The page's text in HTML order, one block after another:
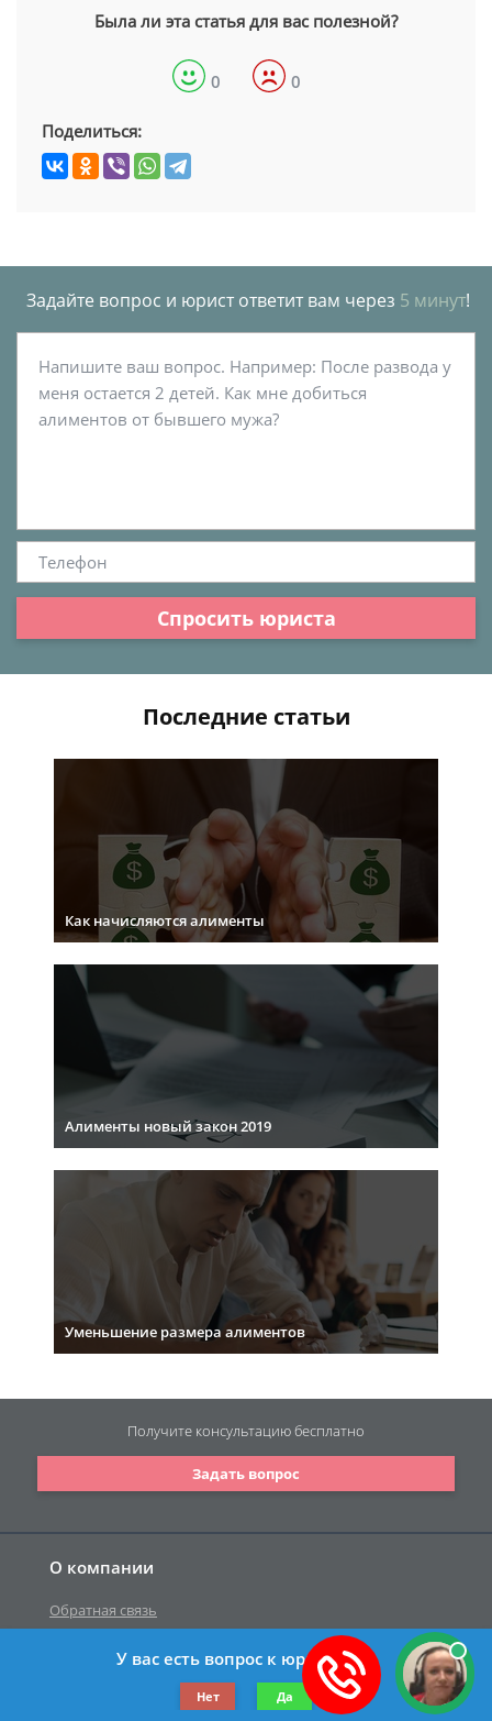
Была ли эта статья для вас полезной?
0 0
Поделиться:
Задайте вопрос и юрист ответит вам через 5 минут!
Спросить юриста
Последние статьи
Как начисляются алименты
Алименты новый закон 2019
Уменьшение размера алиментов
О компании
Обратная связь
©2019-2026 Все права защищены.
Задать вопрос
Получите консультациюбесплатно
У вас есть вопрос к юристу?
Нет Да